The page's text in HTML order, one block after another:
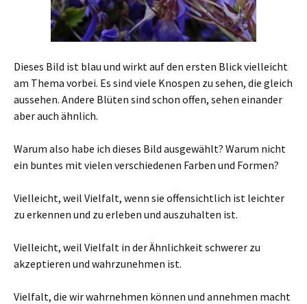
Dieses Bild ist blau und wirkt auf den ersten Blick vielleicht
am Thema vorbei. Es sind viele Knospen zu sehen, die gleich
aussehen. Andere Blüten sind schon offen, sehen einander
aber auch ähnlich.
Warum also habe ich dieses Bild ausgewählt? Warum nicht
ein buntes mit vielen verschiedenen Farben und Formen?
Vielleicht, weil Vielfalt, wenn sie offensichtlich ist leichter
zu erkennen und zu erleben und auszuhalten ist.
Vielleicht, weil Vielfalt in der Ähnlichkeit schwerer zu
akzeptieren und wahrzunehmen ist.
Vielfalt, die wir wahrnehmen können und annehmen macht